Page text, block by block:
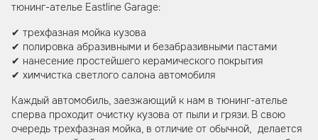
тюнинг-ателье Eastline Garage:
✔ трехфазная мойка кузова
✔ полировка абразивными и безабразивными пастами
✔ нанесение простейшего керамического покрытия
✔ химчистка светлого салона автомобиля
Каждый автомобиль, заезжающий к нам в тюнинг-ателье
сперва проходит очистку кузова от пыли и грязи. В свою
очередь трехфазная мойка, в отличие от обычной, делается